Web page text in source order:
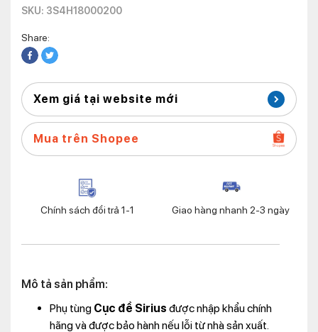
SKU: 3S4H18000200
Share:
Xem giá tại website mới
Mua trên Shopee
Chính sách đổi trả 1-1 Giao hàng nhanh 2-3 ngày
Mô tả sản phẩm:
Phụ tùng Cục đề Sirius được nhập khẩu chính
hãng và được bảo hành nếu lỗi từ nhà sản xuất.